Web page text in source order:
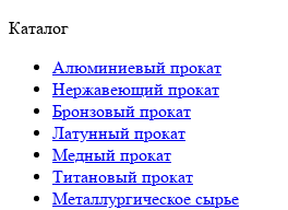
Каталог
Алюминиевый прокат
Нержавеющий прокат
Бронзовый прокат
Латунный прокат
Медный прокат
Титановый прокат
Металлургическое сырье